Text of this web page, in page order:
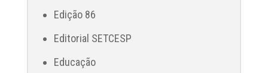
Edição 86
Editorial SETCESP
Educação